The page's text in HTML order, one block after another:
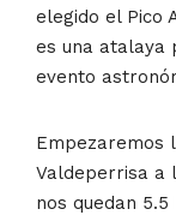
elegido el Pico
es una atalaya
evento
Empezaremos
Valdeperrisa a
nos quedan